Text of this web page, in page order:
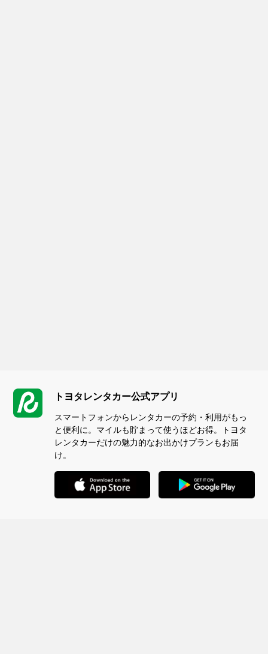
トヨタレンタカー公式アプリ
スマートフォンからレンタカーの予約・利用がもっ
と便利に。マイルも貯まって使うほどお得。トヨタ
レンタカーだけの魅力的なお出かけプランもお届
け。